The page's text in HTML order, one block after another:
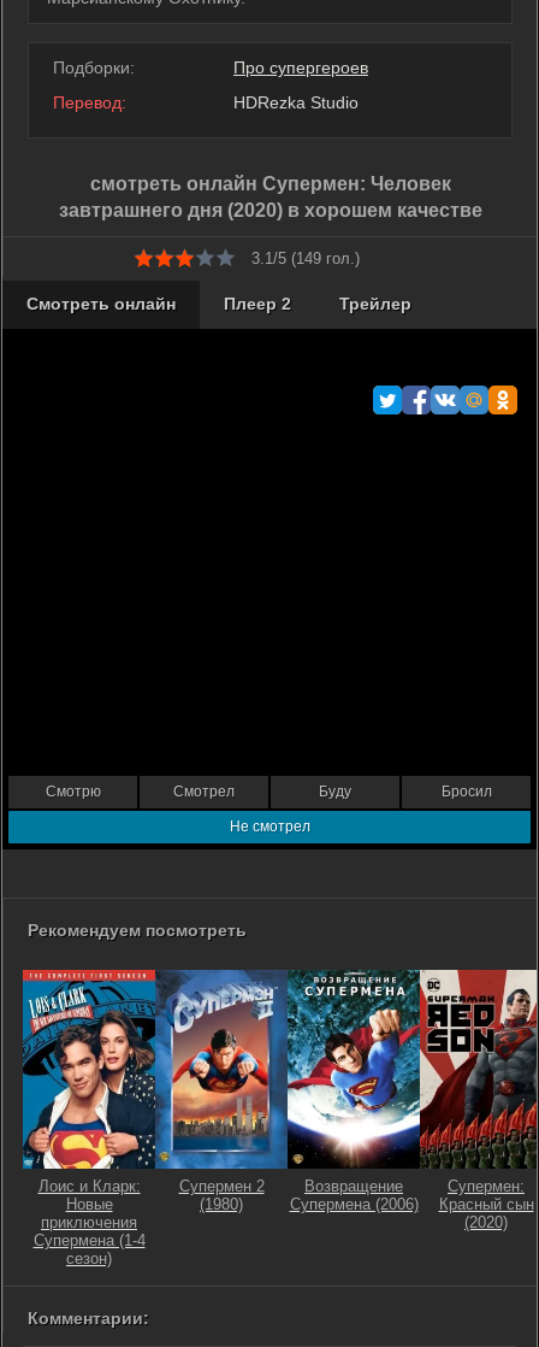
Подборки:
Про супергероев
Перевод:
HDRezka Studio
смотреть онлайн Супермен: Человек
завтрашнего дня (2020) в хорошем качестве
3.1/5 (149гол.)
Смотреть онлайн Плеер 2 Трейлер
Смотрю Смотрел Буду Бросил
Не смотрел
Рекомендуем посмотреть
Лоис и Кларк:
Новые
приключения
Супермена (1-4
сезон)
Супермен 2
(1980)
Возвращение
Супермена (2006)
Супермен:
Красный сын
(2020)
Комментарии: